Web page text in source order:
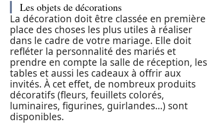
Les objets de décorations
La décoration doit être classée en première
place des choses les plus utiles à réaliser
dans le cadre de votre mariage. Elle doit
refléter la personnalité des mariés et
prendre en compte la salle de réception, les
tables et aussi les cadeaux à offrir aux
invités. À cet effet, de nombreux produits
décoratifs (fleurs, feuillets colorés,
luminaires, figurines, guirlandes…) sont
disponibles.